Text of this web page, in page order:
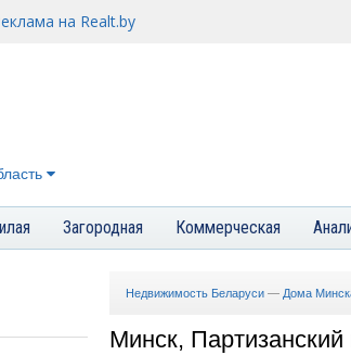
на Realt.by
Загородная Коммерческая
Недвижимость Беларуси — Дома
Минск,